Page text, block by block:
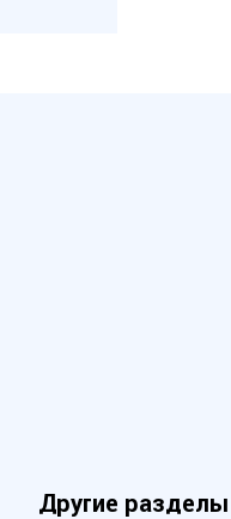
Другие разделы